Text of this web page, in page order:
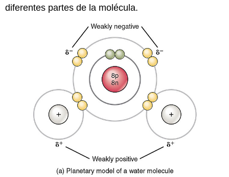
diferentes partes de la molécula.